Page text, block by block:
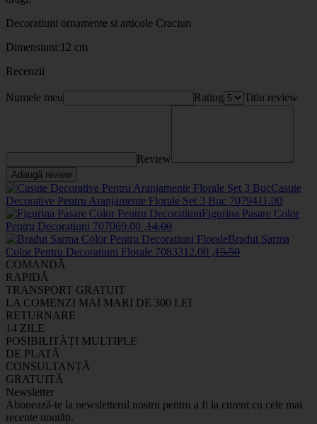
Decoratiuni ornamente si articole Craciun
Dimensiuni:12 cm
Recenzii
Numele meu Rating Titlu review
Review
Adaugă review
Casute
Decorative Pentru Aranjamente Florale Set 3 Buc 7079411 .00
Figurina Pasare Color
Pentru Decoratiuni 707069.00 ,14.00
Bradut Sarma
Color Pentru Decoratiuni Florale 7083312.00 ,15.50
COMANDĂ
RAPIDĂ
TRANSPORT GRATUIT
LA COMENZI MAI MARI DE 300 LEI
RETURNARE
14 ZILE
POSIBILITĂȚI MULTIPLE
DE PLATĂ
CONSULTANȚĂ
GRATUITĂ
Newsletter
Abonează-te la newsletterul nostru pentru a fi la curent cu cele mai
recente noutăți.